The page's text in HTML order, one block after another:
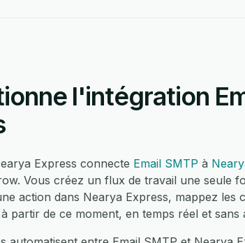
l'intégration
Express connecte Email SMTP à
Vous créez un flux de travail une seule
action dans Nearya Express, mappez
partir de ce moment, en temps réel et